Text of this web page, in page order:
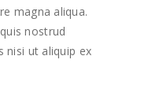
magna aliqua.
nostrud
nisi ut aliquip ex